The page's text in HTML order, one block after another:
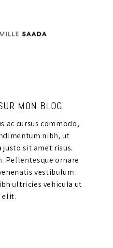
MON BLOG
ac cursus commodo,
nibh, ut
justo sit amet risus.
Pellentesque ornare
vestibulum.
ultricies vehicula ut
elit.